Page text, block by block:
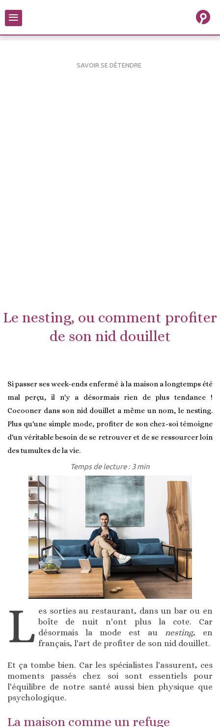
≡
SAVOIR SE DÉTENDRE
Le nesting, ou comment profiter
de son nid douillet
Si passer ses week-ends enfermé à la maison a longtemps été
mal perçu, il n'y a désormais rien de plus tendance !
Cocooner dans son nid douillet a même un nom, le nesting.
Plus qu'une simple mode, profiter de son chez-soi témoigne
d'un véritable besoin de se retrouver et de se ressourcer loin
des tumultes de la vie.
Temps de lecture : 3 min
L es sorties au restaurant, dans un bar ou en
boîte de nuit n'ont plus la cote. Car
désormais la mode est au nesting, en
français, l'art de profiter de son nid douillet.
Et ça tombe bien. Car les spécialistes l'assurent, ces
moments passés chez soi sont essentiels pour
l'équilibre de notre santé aussi bien physique que
psychologique.
La maison comme un refuge